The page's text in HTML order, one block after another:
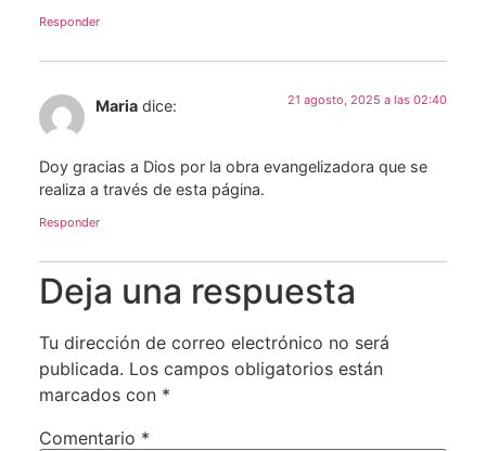
Responder
Maria dice: 21 agosto, 2025 a las 02:40
Doy gracias a Dios por la obra evangelizadora que se
realiza a través de esta página.
Responder
Deja una respuesta
Tu dirección de correo electrónico no será
publicada. Los campos obligatorios están
marcados con *
Comentario *